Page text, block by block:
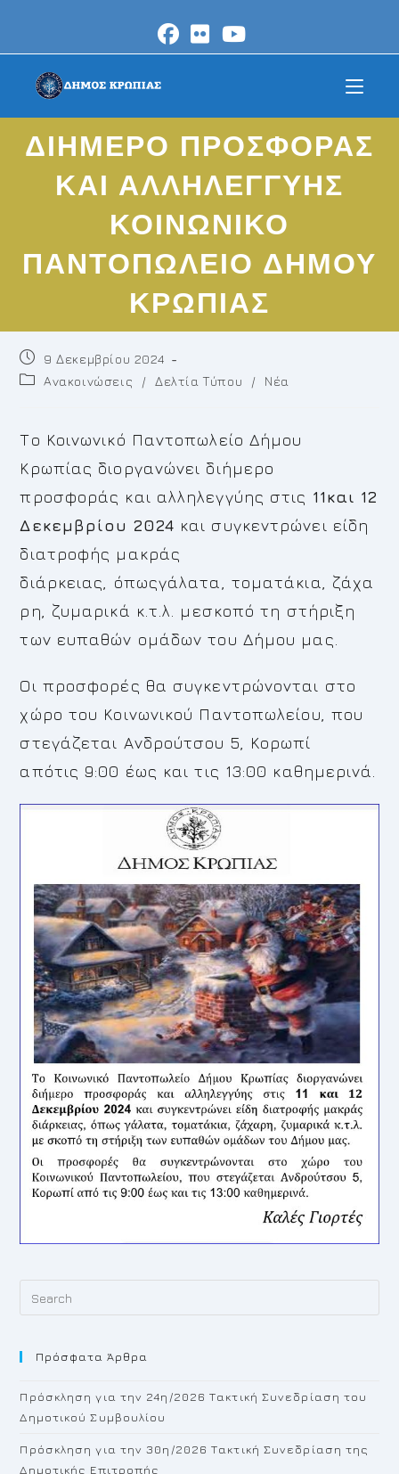
content
ΔΙΗΜΕΡΟ ΠΡΟΣΦΟΡΑΣ
ΚΑΙ ΑΛΛΗΛΕΓΓΥΗΣ
ΚΟΙΝΩΝΙΚΟ
ΠΑΝΤΟΠΩΛΕΙΟ ΔΗΜΟΥ
ΚΡΩΠΙΑΣ
Post
published:
9 Δεκεμβρίου 2024
PostΑνακοινώσεις / Δελτία Τύπου / Νέα
Το Κοινωνικό Παντοπωλείο Δήμου
Κρωπίας διοργανώνει διήμερο
προσφοράς και αλληλεγγύης στις 11και 12
Δεκεμβρίου 2024 και συγκεντρώνει είδη
διατροφής μακράς
διάρκειας, όπωςγάλατα, τοματάκια, ζάχα
ρη, ζυμαρικά κ.τ.λ. μεσκοπό τη στήριξη
των ευπαθών ομάδων του Δήμου μας.
Οι προσφορές θα συγκεντρώνονται στο
χώρο του Κοινωνικού Παντοπωλείου, που
στεγάζεται Ανδρούτσου 5, Κορωπί
απότις 9:00 έως και τις 13:00 καθημερινά.
Πρόσφατα Άρθρα
Πρόσκληση για την 24η/2026 Τακτική Συνεδρίαση του
Δημοτικού Συμβουλίου
Πρόσκληση για την 30η/2026 Τακτική Συνεδρίαση της
Δημοτικής Επιτροπής